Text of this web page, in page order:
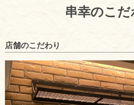
串幸のこだ
店舗のこだわり